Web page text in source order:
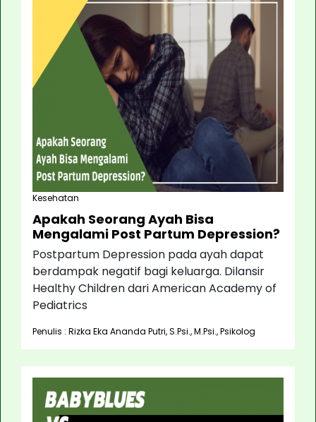
Kesehatan
Apakah Seorang Ayah Bisa
Mengalami Post Partum Depression?
Postpartum Depression pada ayah dapat
berdampak negatif bagi keluarga. Dilansir
Healthy Children dari American Academy of
Pediatrics
Penulis : Rizka Eka Ananda Putri, S.Psi., M.Psi., Psikolog